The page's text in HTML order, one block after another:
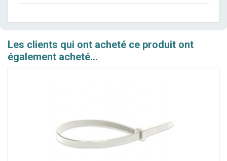
Les clients qui ont acheté ce produit ont
également acheté...